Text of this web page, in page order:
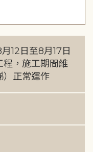
12日至8月17日
程，施工期間維
）正常運作